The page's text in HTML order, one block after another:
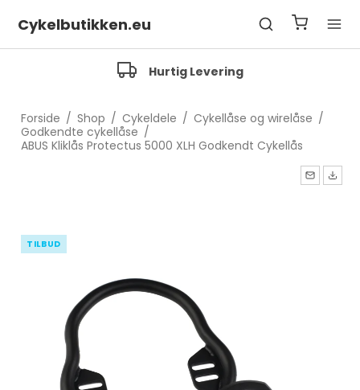
Cykelbutikken.eu
Fragfrit over 500
Forside / Shop / Cykeldele / Cykellåse og wirelåse /
Godkendte cykellåse /
ABUS Kliklås Protectus 5000 XLH Godkendt Cykellås
TILBUD